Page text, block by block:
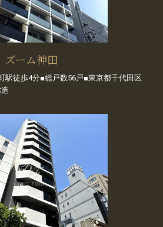
ズーム神田
駅徒歩4分■総戸数56戸■東京都千代田区